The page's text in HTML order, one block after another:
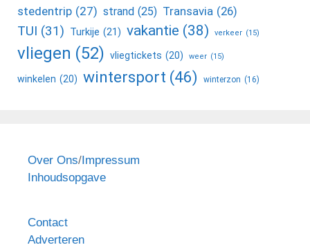
stedentrip (27) strand (25) Transavia (26)
TUI (31) Turkije (21) vakantie (38) verkeer (15)
vliegen (52) vliegtickets (20) weer (15)
winkelen (20) wintersport (46) winterzon (16)
Over Ons/Impressum
Inhoudsopgave
Contact
Adverteren